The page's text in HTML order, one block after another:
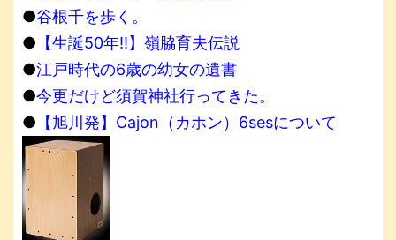
●谷根千を歩く。
● 【生誕50年!!】嶺脇育夫伝説
●江戸時代の6歳の幼女の遺書
●今更だけど須賀神社行ってきた。
● 【旭川発】Cajon（カホン）6sesについて